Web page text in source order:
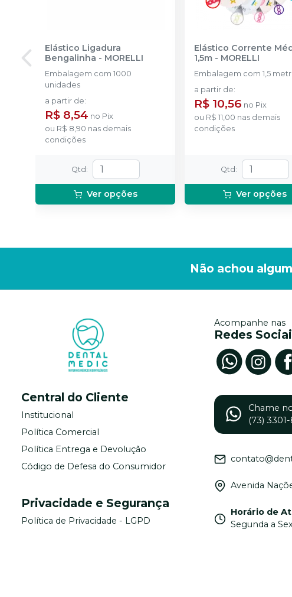
Elástico Ligadura
Bengalinha - MORELLI
Embalagem com 1000
unidades
a partir de:
R$ 8,54 no Pix
ou R$ 8,90 nas demais
condições
Qtd :
Ver opções
Elástico Corrente
1,5m - MORELLI
Embalagem com 1,5
a partir de:
R$ 10,56 no Pix
ou R$ 11,00 nas demais
condições
Qtd :
Ver opções
Não achou
Central do Cliente
Institucional
Política Comercial
Política Entrega e Devolução
Código de Defesa do Consumidor
Privacidade e Segurança
Política de Privacidade - LGPD
Acompanhe nas
Redes
Chame
(73) 3301-
Avenida
Horário de
Segunda a